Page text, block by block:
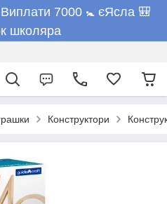
7000 🚼 єЯсла 🎒
школяра
Конструктори